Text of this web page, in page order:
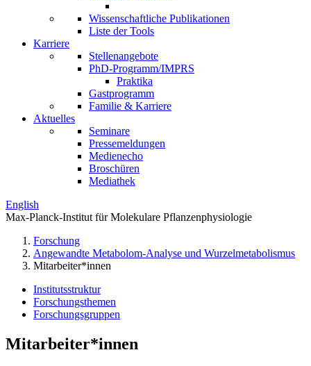
Wissenschaftliche Publikationen
Liste der Tools
Karriere
Stellenangebote
PhD-Programm/IMPRS
Praktika
Gastprogramm
Familie & Karriere
Aktuelles
Seminare
Pressemeldungen
Medienecho
Broschüren
Mediathek
English
Max-Planck-Institut für Molekulare Pflanzenphysiologie
Forschung
Angewandte Metabolom-Analyse und Wurzelmetabolismus
Mitarbeiter*innen
Institutsstruktur
Forschungsthemen
Forschungsgruppen
Mitarbeiter*innen